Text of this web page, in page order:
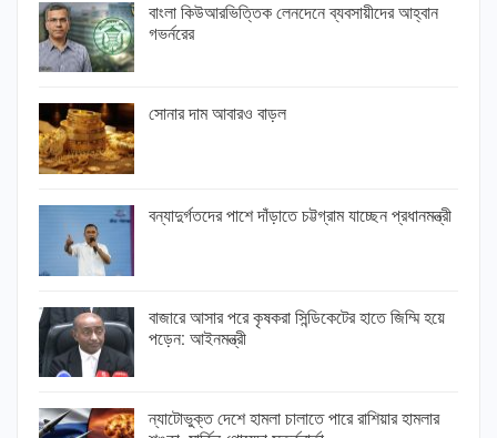
বাংলা কিউআরভিত্তিক লেনদেনে ব্যবসায়ীদের আহ্বান
গভর্নরের
সোনার দাম আবারও বাড়ল
বন্যাদুর্গতদের পাশে দাঁড়াতে চট্টগ্রাম যাচ্ছেন প্রধানমন্ত্রী
বাজারে আসার পরে কৃষকরা সিন্ডিকেটের হাতে জিম্মি হয়ে
পড়েন: আইনমন্ত্রী
ন্যাটোভুক্ত দেশে হামলা চালাতে পারে রাশিয়ার হামলার